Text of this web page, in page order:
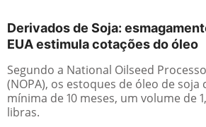
Derivados de Soja:
EUA estimula cotações do óleo
Segundo a National Oilseed
(NOPA), os estoques de óleo de soja
mínima de 10 meses, um volume de
libras.